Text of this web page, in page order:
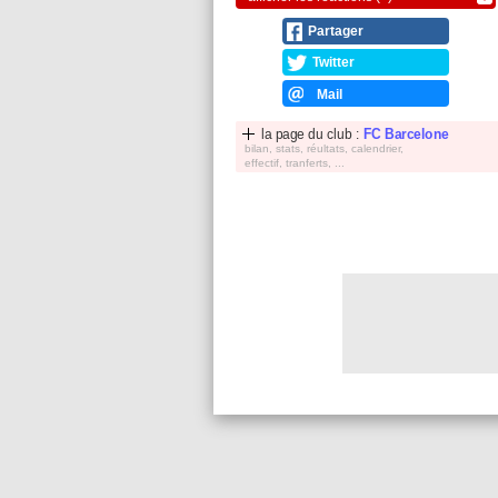
Partager
Twitter
Mail
la page du club : FC Barcelone
bilan, stats, réultats, calendrier,
effectif, tranferts, ...